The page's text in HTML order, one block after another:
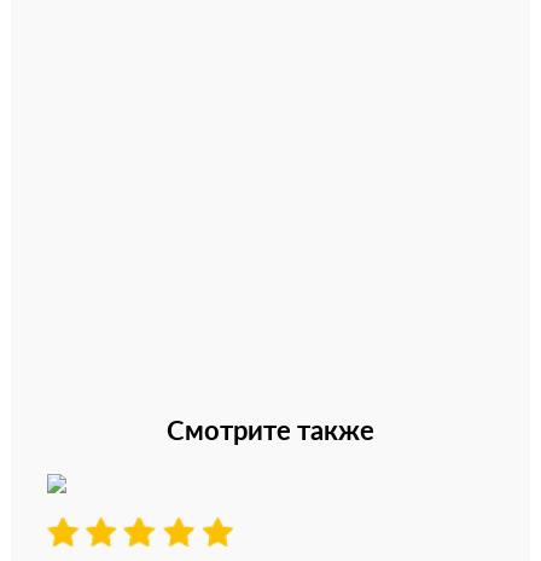
Смотрите также